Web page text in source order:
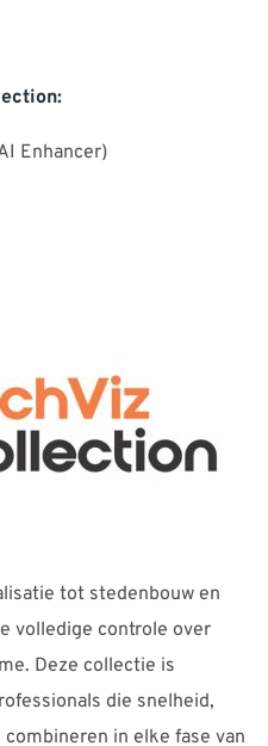
Enhancer)
tot stedenbouw en
volledige controle over
Deze collectie is
die snelheid,
in elke fase van